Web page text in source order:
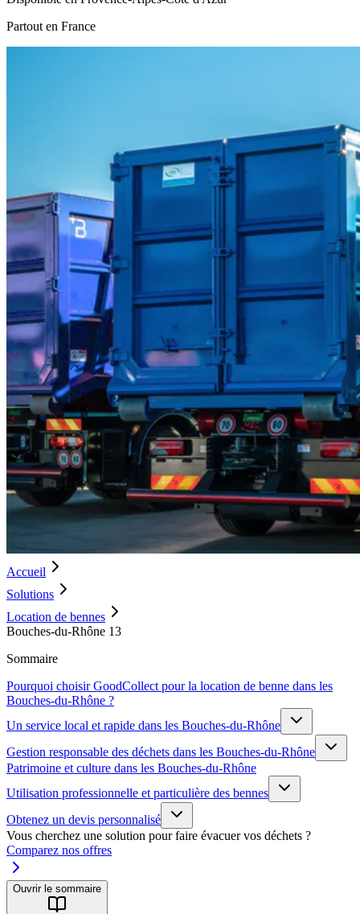
Partout en France
Accueil
Solutions
Location de bennes
Bouches-du-Rhône 13
Sommaire
Pourquoi choisir GoodCollect pour la location de benne dans les
Bouches-du-Rhône ?
Un service local et rapide dans les Bouches-du-Rhône
Gestion responsable des déchets dans les Bouches-du-Rhône
Patrimoine et culture dans les Bouches-du-Rhône
Utilisation professionnelle et particulière des bennes
Obtenez un devis personnalisé
Vous cherchez une solution pour faire évacuer vos déchets ?
Comparez nos offres
Ouvrir le sommaire